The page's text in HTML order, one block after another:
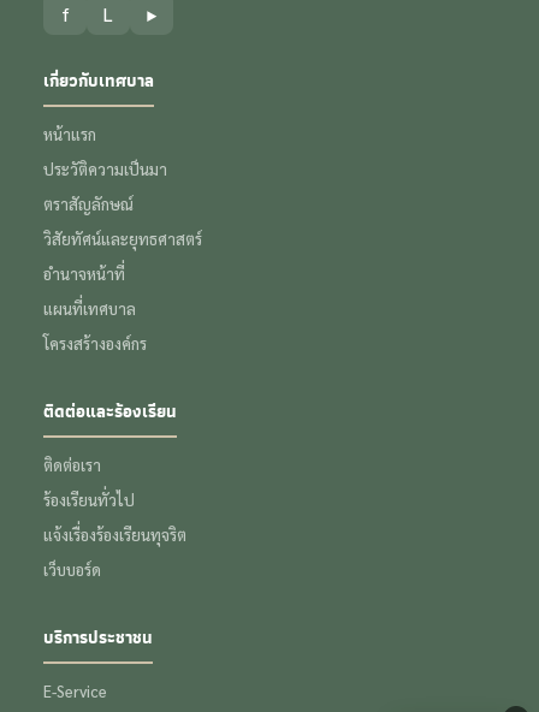
f L ▶
เกี่ยวกับเทศบาล
หน้าแรก
ประวัติความเป็นมา
ตราสัญลักษณ์
วิสัยทัศน์และยุทธศาสตร์
อำนาจหน้าที่
แผนที่เทศบาล
โครงสร้างองค์กร
ติดต่อและร้องเรียน
ติดต่อเรา
ร้องเรียนทั่วไป
แจ้งเรื่องร้องเรียนทุจริต
เว็บบอร์ด
บริการประชาชน
E-Service